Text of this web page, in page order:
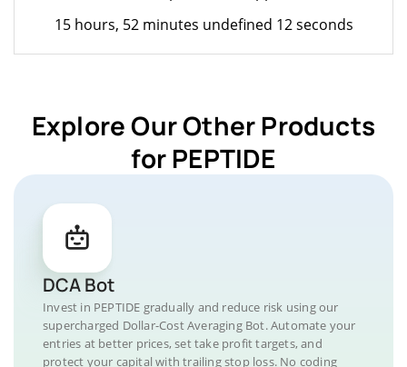
15 hours, 52 minutes undefined 12 seconds
Explore Our Other Products
for PEPTIDE
DCA Bot
Invest in PEPTIDE gradually and reduce risk using our
supercharged Dollar-Cost Averaging Bot. Automate your
entries at better prices, set take profit targets, and
protect your capital with trailing stop loss. No coding